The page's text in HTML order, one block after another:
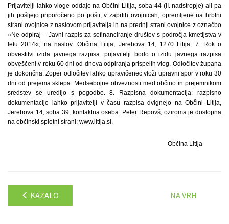
Prijavitelji lahko vloge oddajo na Občini Litija, soba 44 (II. nadstropje) ali pa
jih pošljejo priporočeno po pošti, v zaprtih ovojnicah, opremljene na hrbtni
strani ovojnice z naslovom prijavitelja in na prednji strani ovojnice z označbo
»Ne odpiraj – Javni razpis za sofinanciranje društev s področja kmetijstva v
letu 2014«, na naslov: Občina Litija, Jerebova 14, 1270 Litija. 7. Rok o
obvestitvi izida javnega razpisa: prijavitelji bodo o izidu javnega razpisa
obveščeni v roku 60 dni od dneva odpiranja prispelih vlog. Odločitev župana
je dokončna. Zoper odločitev lahko upravičenec vloži upravni spor v roku 30
dni od prejema sklepa. Medsebojne obveznosti med občino in prejemnikom
sredstev se uredijo s pogodbo. 8. Razpisna dokumentacija: razpisno
dokumentacijo lahko prijavitelji v času razpisa dvignejo na Občini Litija,
Jerebova 14, soba 39, kontaktna oseba: Peter Repovš, oziroma je dostopna
na občinski spletni strani: www.litija.si.
Občina Litija
KAZALO NA VRH